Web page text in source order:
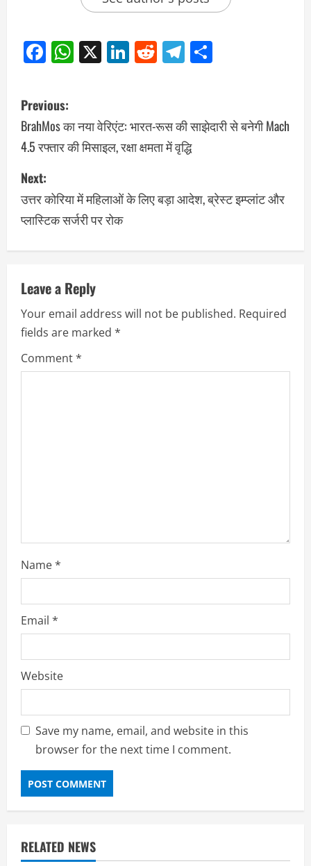
Facebook
WhatsApp
X LinkedIn
RedditTelegram
Previous:
BrahMos का नया वेरिएंट: भारत-रूस की साझेदारी से बनेगी Mach
4.5 रफ्तार की मिसाइल, रक्षा क्षमता में वृद्धि
Next:
उत्तर कोरिया में महिलाओं के लिए बड़ा आदेश, ब्रेस्ट इम्प्लांट और
प्लास्टिक सर्जरी पर रोक
Leave a Reply
Your email address will not be published. Required
fields are marked *
Comment*
Name*
Email *
Website
Save my name, email, and website in this
browser for the next time I comment.
RELATED NEWS